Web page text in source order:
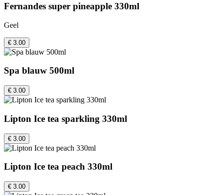
Fernandes super pineapple 330ml
Geel
€ 3.00
Spa blauw 500ml
€ 3.00
Lipton Ice tea sparkling 330ml
€ 3.00
Lipton Ice tea peach 330ml
€ 3.00